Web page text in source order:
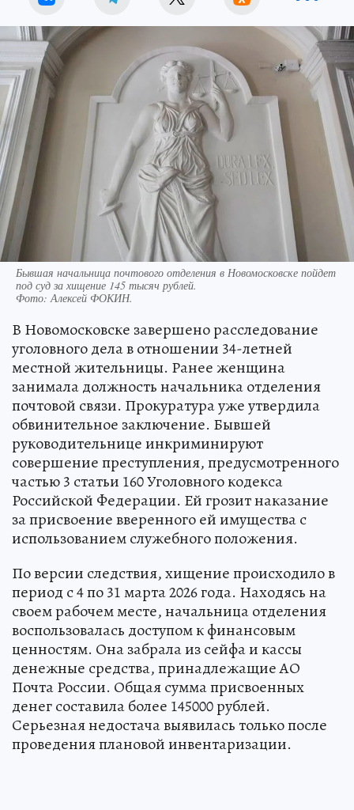
Бывшая начальница почтового отделения в Новомосковске пойдет
под суд за хищение 145 тысяч рублей.
Фото: Алексей ФОКИН.
В Новомосковске завершено расследование
уголовного дела в отношении 34-летней
местной жительницы. Ранее женщина
занимала должность начальника отделения
почтовой связи. Прокуратура уже утвердила
обвинительное заключение. Бывшей
руководительнице инкриминируют
совершение преступления, предусмотренного
частью 3 статьи 160 Уголовного кодекса
Российской Федерации. Ей грозит наказание
за присвоение вверенного ей имущества с
использованием служебного положения.
По версии следствия, хищение происходило в
период с 4 по 31 марта 2026 года. Находясь на
своем рабочем месте, начальница отделения
воспользовалась доступом к финансовым
ценностям. Она забрала из сейфа и кассы
денежные средства, принадлежащие АО
Почта России. Общая сумма присвоенных
денег составила более 145000 рублей.
Серьезная недостача выявилась только после
проведения плановой инвентаризации.